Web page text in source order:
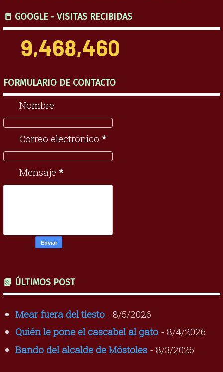
📒 GOOGLE - VISITAS RECIBIDAS
9,468,460
FORMULARIO DE CONTACTO
Nombre
Correo electrónico *
Mensaje *
📗 ÚLTIMOS POST
Mear fuera del tiesto- 8/5/2026
Quién le pone el cascabel al gato- 8/4/2026
Bando del alcalde de Móstoles- 8/3/2026